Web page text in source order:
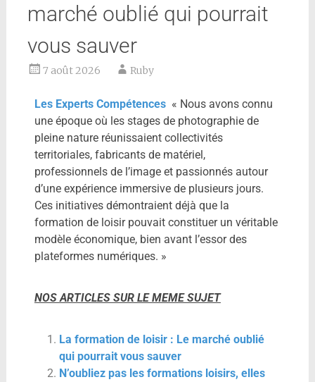
marché oublié qui pourrait
vous sauver
7 août 2026 Ruby
Les Experts Compétences « Nous avons connu
une époque où les stages de photographie de
pleine nature réunissaient collectivités
territoriales, fabricants de matériel,
professionnels de l’image et passionnés autour
d’une expérience immersive de plusieurs jours.
Ces initiatives démontraient déjà que la
formation de loisir pouvait constituer un véritable
modèle économique, bien avant l’essor des
plateformes numériques. »
NOS ARTICLES SUR LE MEME SUJET
La formation de loisir : Le marché oublié
qui pourrait vous sauver
N’oubliez pas les formations loisirs, elles